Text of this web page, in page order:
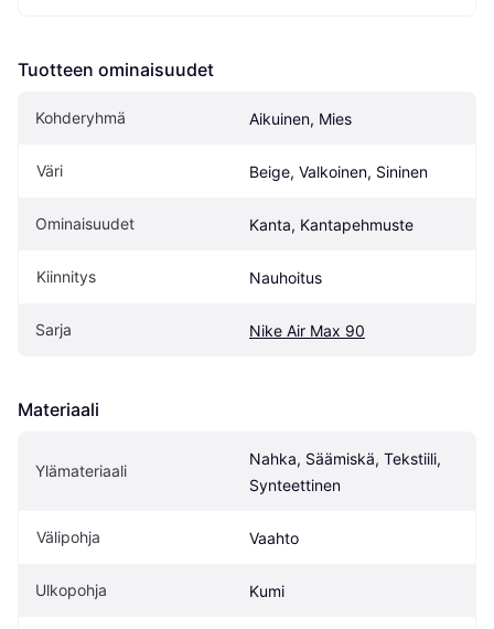
Tuotteen ominaisuudet
Kohderyhmä Aikuinen, Mies
Väri Beige, Valkoinen, Sininen
Ominaisuudet Kanta, Kantapehmuste
Kiinnitys Nauhoitus
Sarja Nike Air Max 90
Materiaali
Ylämateriaali
Nahka, Säämiskä, Tekstiili,
Synteettinen
Välipohja Vaahto
Ulkopohja Kumi